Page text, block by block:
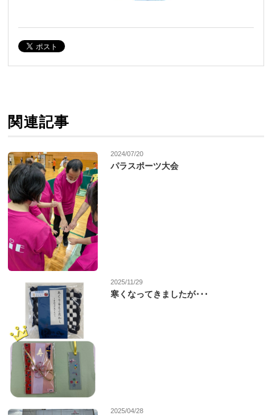
関連記事
2024/07/20
パラスポーツ大会
2025/11/29
寒くなってきましたが･･･
2025/04/28